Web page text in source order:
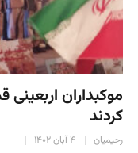
موکبداران
کردند
رحیمیان ۴ آبان ۱۴۰۲